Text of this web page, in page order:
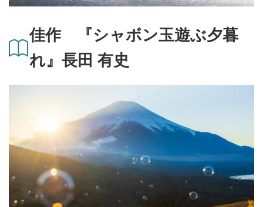
佳作 『シャボン玉遊ぶ夕暮
れ』長田 有史